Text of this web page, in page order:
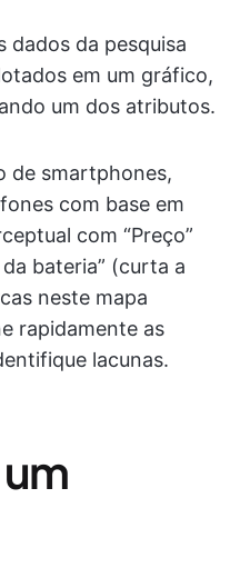
dados da pesquisa
em um gráfico,
um dos atributos.
de smartphones,
com base em
com “Preço”
bateria” (curta a
neste mapa
rapidamente as
lacunas.